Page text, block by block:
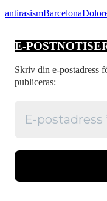
antirasismBarcelona
E-
Skriv din e-postadress
publiceras: